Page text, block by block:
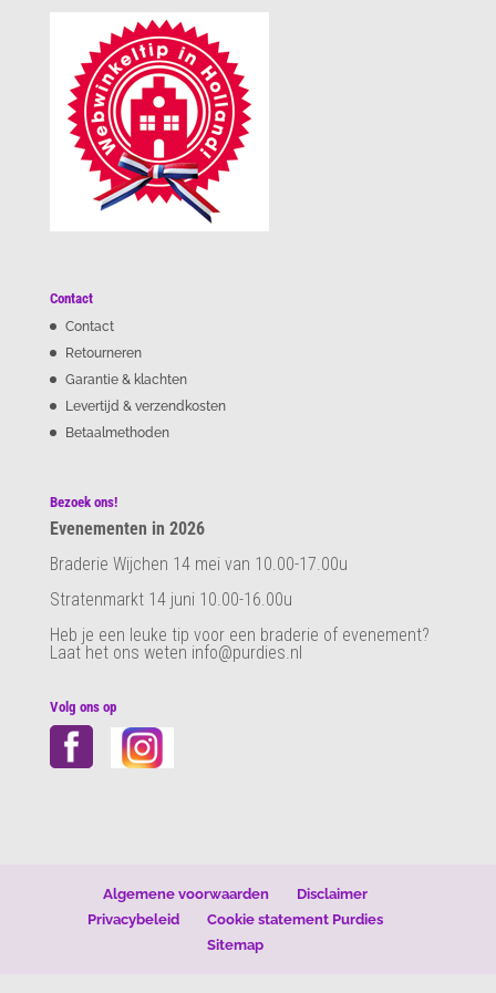
Contact
Contact
Retourneren
Garantie & klachten
Levertijd & verzendkosten
Betaalmethoden
Bezoek ons!
Evenementen in 2026
Braderie Wijchen 14 mei van 10.00-17.00u
Stratenmarkt 14 juni 10.00-16.00u
Heb je een leuke tip voor een braderie of evenement?
Laat het ons weten info@purdies.nl
Volg ons op
Algemene voorwaarden
Disclaimer
Privacybeleid
Cookie statement Purdies
Sitemap